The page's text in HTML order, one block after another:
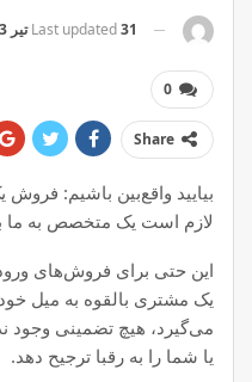
Last updated31 تیر 1403
0
Share
بیایید واقع‌بین باشیم:
لازم است یک متخصص به ما
این حتی برای فروش‌های
یک مشتری بالقوه به میل
می‌گیرد، هیچ تضمینی وجود
یا شما را به رقبا ترجیح دهد.